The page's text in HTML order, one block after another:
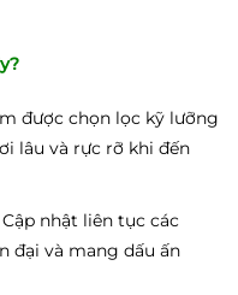
được chọn lọc kỹ lưỡng
lâu và rực rỡ khi đến
nhật liên tục các
đại và mang dấu ấn